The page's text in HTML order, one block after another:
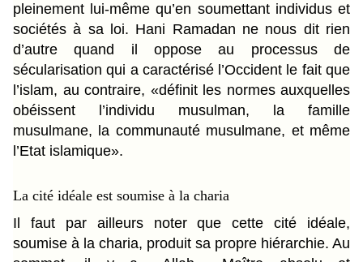
pleinement lui-même qu’en soumettant individus et
sociétés à sa loi. Hani Ramadan ne nous dit rien
d’autre quand il oppose au processus de
sécularisation qui a caractérisé l’Occident le fait que
l’islam, au contraire, «définit les normes auxquelles
obéissent l’individu musulman, la famille
musulmane, la communauté musulmane, et même
l’Etat islamique».
La cité idéale est soumise à la charia
Il faut par ailleurs noter que cette cité idéale,
soumise à la charia, produit sa propre hiérarchie. Au